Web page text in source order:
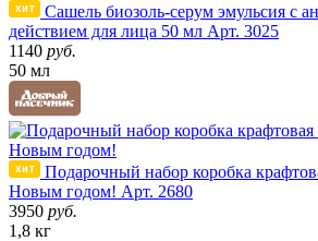
Сашель биозоль-серум эмульсия с
действием для лица 50 мл Арт. 3025
1140 руб.
50 мл
Подарочный набор коробка
Новым годом! Арт. 2680
3950 руб.
1,8 кг